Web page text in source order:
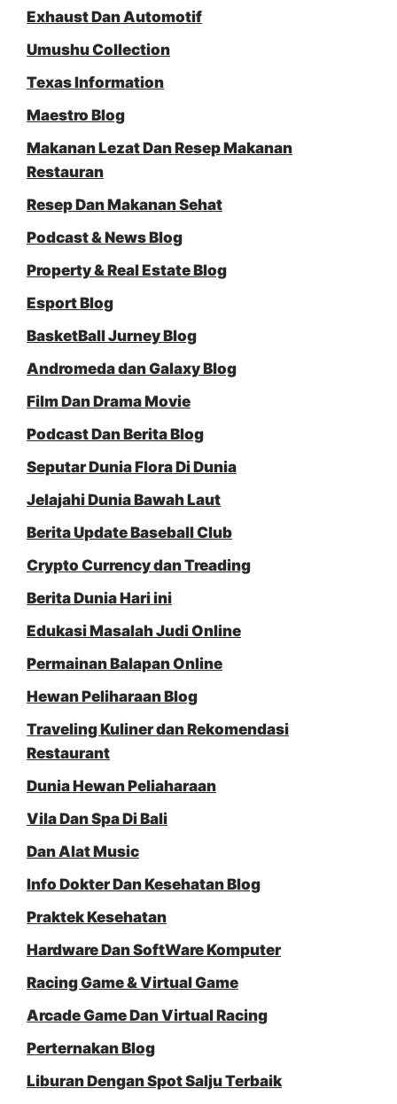
Exhaust Dan Automotif
Umushu Collection
Texas Information
Maestro Blog
Makanan Lezat Dan Resep Makanan
Restauran
Resep Dan Makanan Sehat
Podcast & News Blog
Property & Real Estate Blog
Esport Blog
BasketBall Jurney Blog
Andromeda dan Galaxy Blog
Film Dan Drama Movie
Podcast Dan Berita Blog
Seputar Dunia Flora Di Dunia
Jelajahi Dunia Bawah Laut
Berita Update Baseball Club
Crypto Currency dan Treading
Berita Dunia Hari ini
Edukasi Masalah Judi Online
Permainan Balapan Online
Hewan Peliharaan Blog
Traveling Kuliner dan Rekomendasi
Restaurant
Dunia Hewan Peliaharaan
Vila Dan Spa Di Bali
Dan Alat Music
Info Dokter Dan Kesehatan Blog
Praktek Kesehatan
Hardware Dan SoftWare Komputer
Racing Game & Virtual Game
Arcade Game Dan Virtual Racing
Perternakan Blog
Liburan Dengan Spot Salju Terbaik